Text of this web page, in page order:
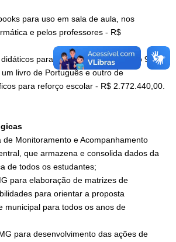
para uso em sala de aula, nos
e pelos professores - R$
para todos os estudantes do 9º
livro de Português e outro de
para reforço escolar - R$ 2.772.440,00.
de Monitoramento e Acompanhamento
que armazena e consolida dados da
de todos os estudantes;
para elaboração de matrizes de
para orientar a proposta
municipal para todos os anos de
para desenvolvimento das ações de